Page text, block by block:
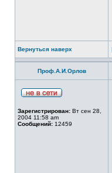
Вернуться наверх
Проф.А.И.Орлов
Зарегистрирован: Вт сен 28,
2004 11:58 am
Сообщений: 12459